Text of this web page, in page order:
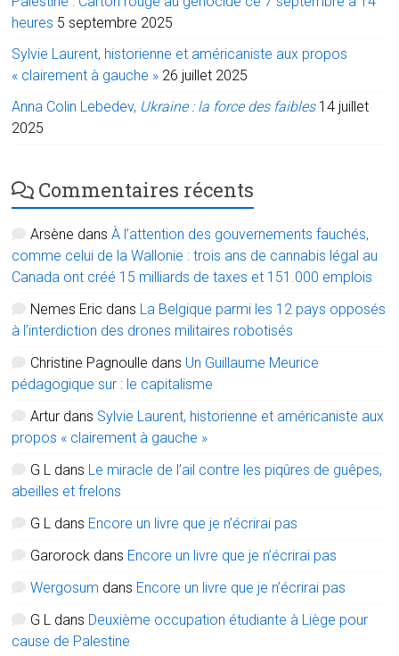
heures 5 septembre 2025
Sylvie Laurent, historienne et américaniste aux propos
« clairement à gauche » 26 juillet 2025
Anna Colin Lebedev, Ukraine : la force des faibles 14 juillet
2025
Commentaires récents
Arsène dansÀ l’attention des gouvernements fauchés,
comme celui de la Wallonie : trois ans de cannabis légal au
Canada ont créé 15 milliards de taxes et 151.000 emplois
Nemes Eric dans La Belgique parmi les 12 pays opposés
à l’interdiction des drones militaires robotisés
Christine Pagnoulle dans Un Guillaume Meurice
pédagogique sur : le capitalisme
Artur dans Sylvie Laurent, historienne et américaniste aux
propos « clairement à gauche »
G L dans Le miracle de l’ail contre les piqûres de guêpes,
abeilles et frelons
G L dans Encore un livre que je n’écrirai pas
Garorock dans Encore un livre que je n’écrirai pas
Wergosum dans Encore un livre que je n’écrirai pas
G L dans Deuxième occupation étudiante à Liège pour
cause de Palestine